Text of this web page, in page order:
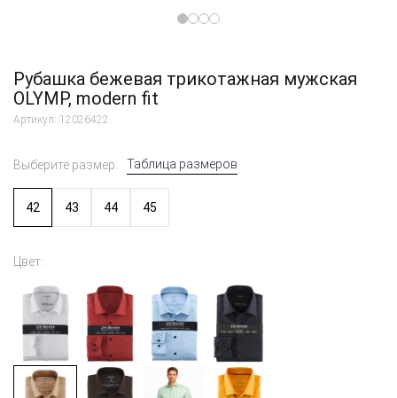
Рубашка бежевая трикотажная мужская
OLYMP, modern fit
Артикул: 12026422
Выберите размер: Таблица размеров
42 43 44 45
Цвет: